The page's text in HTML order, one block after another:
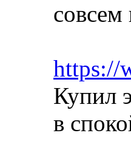
совсем
https://
Купил
в